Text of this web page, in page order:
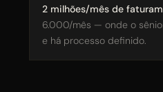
2 milhões/mês de
6.000/mês — onde o
e há processo definido.